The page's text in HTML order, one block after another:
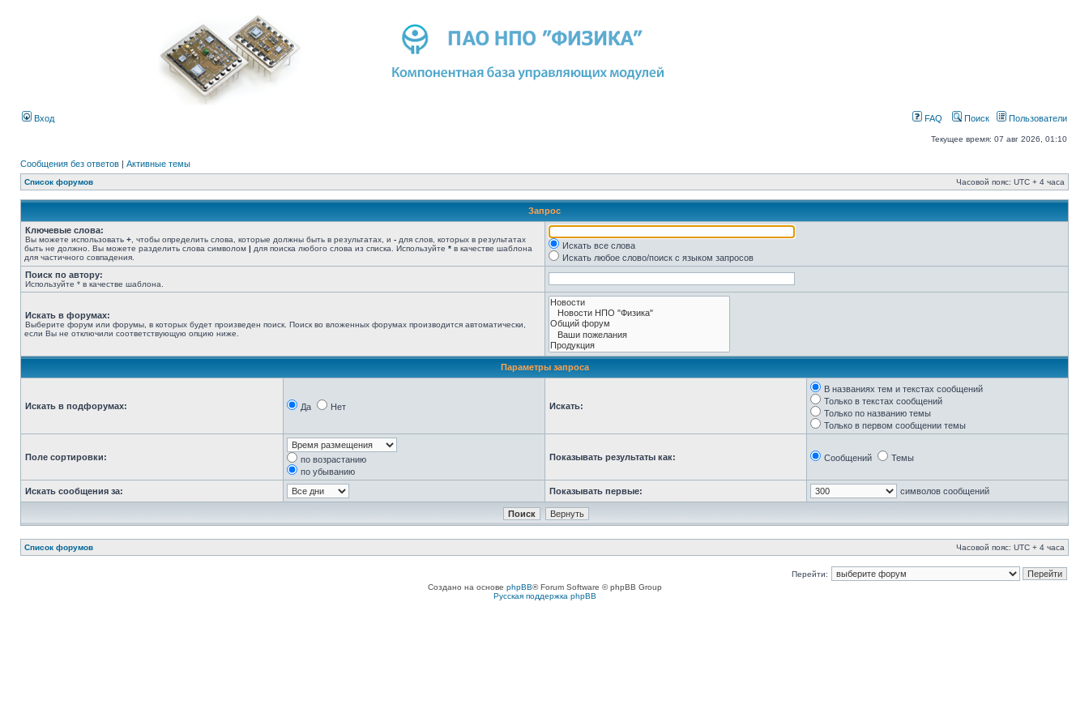
Вход FAQ Поиск Пользователи
Текущее время: 07 авг 2026, 01:10
Сообщения без ответов | Активные темы
Список форумов Часовой пояс: UTC + 4 часа
Запрос
Ключевые слова:
Вы можете использовать + , чтобы определить слова, которые должны быть в результатах, и - для слов, которых в результатах
быть не должно. Вы можете разделить слова символом | для поиска любого слова из списка. Используйте * в качестве шаблона
для частичного совпадения.
Искать все слова
Искать любое слово/поиск с языком запросов
Поиск по автору:
Используйте * в качестве шаблона.
Искать в форумах:
Выберите форум или форумы, в которых будет произведен поиск. Поиск во вложенных форумах производится автоматически,
если Вы не отключили соответствующую опцию ниже.
Параметры запроса
Искать в подфорумах: Да Нет Искать:
В названиях тем и текстах сообщений
Только в текстах сообщений
Только по названию темы
Только в первом сообщении темы
Поле сортировки:
по возрастанию
по убыванию
Показывать результаты как: Сообщений Темы
Искать сообщения за: Показывать первые: символов сообщений
Список форумов Часовой пояс: UTC + 4 часа
Перейти:
Создано на основе phpBB® Forum Software © phpBB Group
Русская поддержка phpBB